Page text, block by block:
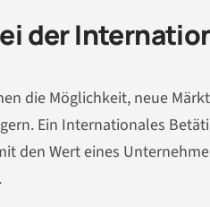
der
die Möglichkeit, neue
Ein Internationales
den Wert eines